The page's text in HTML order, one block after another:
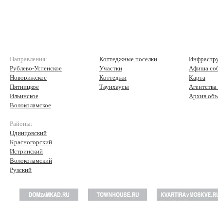
Направления:
Рублево-Успенское
Новорижское
Пятницкое
Ильинское
Волоколамское
Районы:
Одинцовский
Красногорский
Истринский
Волоколамский
Рузский
Коттеджные поселки
Участки
Коттеджи
Таунхаусы
Афиша
Карта
Архив